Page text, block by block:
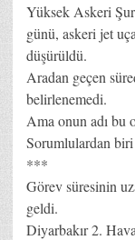
Yüksek Askeri
günü, askeri jet
düşürüldü.
Aradan geçen
belirlenemedi.
Ama onun adı bu
Sorumlulardan
***
Görev süresinin
geldi.
Diyarbakır 2.